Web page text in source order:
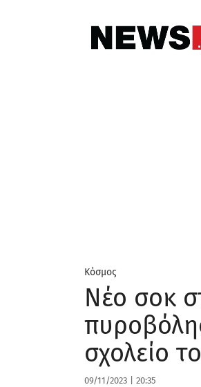
Κόσμος
Νέο σοκ
σχολείο
09/11/2023 20:35